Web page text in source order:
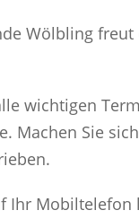
Wölbling
wichtigen
Machen Sie
Ihr